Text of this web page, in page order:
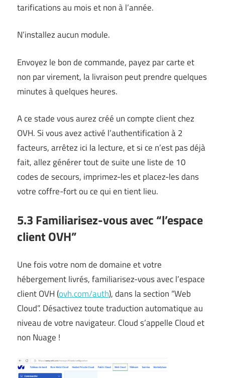
tarifications au mois et non à l’année.
N’installez aucun module.
Envoyez le bon de commande, payez par carte et
non par virement, la livraison peut prendre quelques
minutes à quelques heures.
A ce stade vous aurez créé un compte client chez
OVH. Si vous avez activé l’authentification à 2
facteurs, arrêtez ici la lecture, et si ce n’est pas déjà
fait, allez générer tout de suite une liste de 10
codes de secours, imprimez-les et placez-les dans
votre coffre-fort ou ce qui en tient lieu.
5.3 Familiarisez-vous avec “l’espace
client OVH”
Une fois votre nom de domaine et votre
hébergement livrés, familiarisez-vous avec l’espace
client OVH (ovh.com/auth), dans la section “Web
Cloud”. Désactivez toute traduction automatique au
niveau de votre navigateur. Cloud s’appelle Cloud et
non Nuage !